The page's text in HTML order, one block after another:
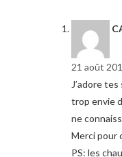
21 août
J’adore
trop envie
ne
Merci pour
PS: les